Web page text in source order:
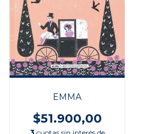
EMMA
$51.900,00